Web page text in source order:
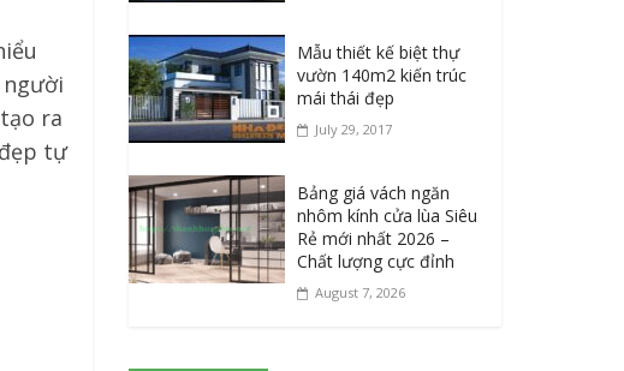
ra
tự
Mẫu thiết kế biệt thự
vườn 140m2 kiến trúc
mái thái đẹp
July 29, 2017
Bảng giá vách ngăn
nhôm kính cửa lùa Siêu
Rẻ mới nhất 2026 –
Chất lượng cực đỉnh
August 7, 2026